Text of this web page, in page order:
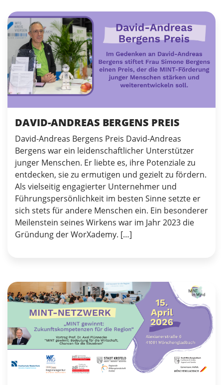
DAVID-ANDREAS BERGENS PREIS
David-Andreas Bergens Preis David-Andreas
Bergens war ein leidenschaftlicher Unterstützer
junger Menschen. Er liebte es, ihre Potenziale zu
entdecken, sie zu ermutigen und gezielt zu fördern.
Als vielseitig engagierter Unternehmer und
Führungspersönlichkeit im besten Sinne setzte er
sich stets für andere Menschen ein. Ein besonderer
Meilenstein seines Wirkens war im Jahr 2023 die
Gründung der WorXademy. […]